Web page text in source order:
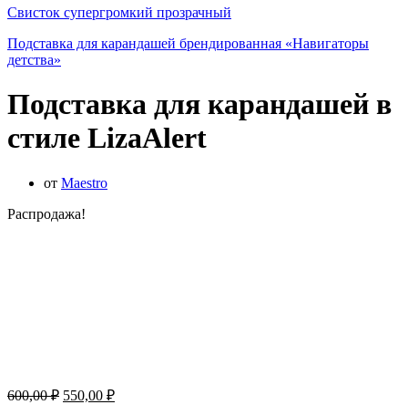
Свисток супергромкий прозрачный
Подставка для карандашей брендированная «Навигаторы
детства»
Подставка для карандашей в
стиле LizaAlert
от Maestro
Распродажа!
600,00₽ Первоначальная
550,00 ₽Текущая